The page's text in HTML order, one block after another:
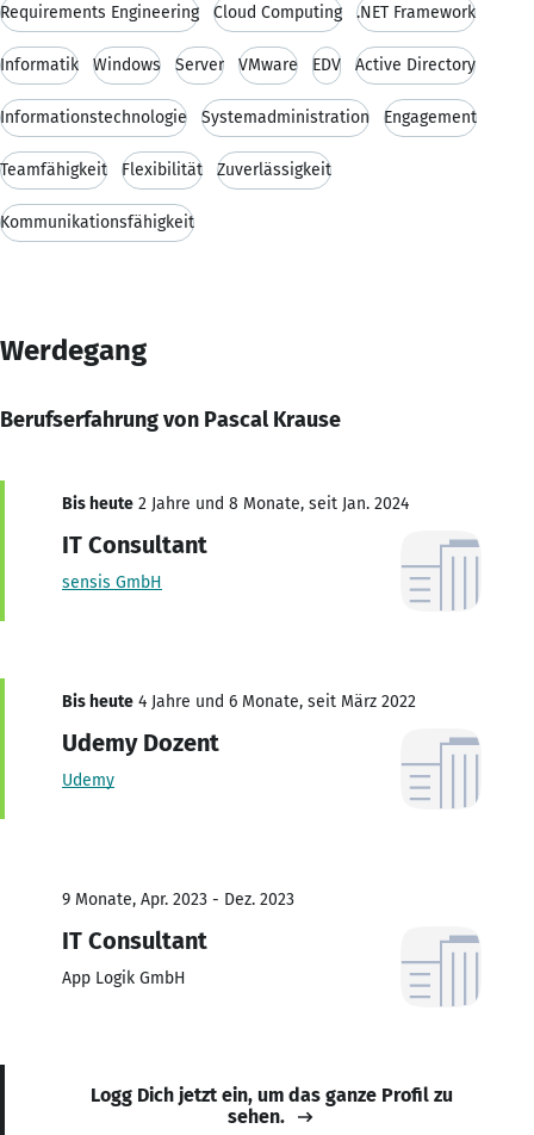
Requirements Engineering Cloud Computing .NET Framework
Informatik Windows Server VMware EDV Active Directory
Informationstechnologie Systemadministration Engagement
Teamfähigkeit Flexibilität Zuverlässigkeit
Kommunikationsfähigkeit
Werdegang
Berufserfahrung von Pascal Krause
Bis heute 2 Jahre und 8 Monate, seit Jan. 2024
IT Consultant
sensis GmbH
Bis heute 4 Jahre und 6 Monate, seit März 2022
Udemy Dozent
Udemy
9 Monate, Apr. 2023 - Dez. 2023
IT Consultant
App Logik GmbH
Logg Dich jetzt ein, um das ganze Profil zu
sehen.